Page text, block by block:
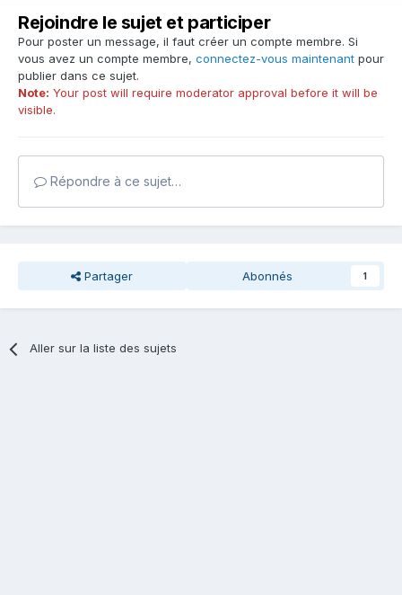
Rejoindre le sujet et participer
Pour poster un message, il faut créer un compte membre. Si
vous avez un compte membre, connectez-vous maintenant pour
publier dans ce sujet.
Note: Your post will require moderator approval before it will be
visible.
Répondre à ce sujet…
Partager Abonnés 1
Aller sur la liste des sujets